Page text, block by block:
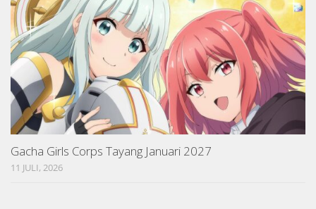
Gacha Girls Corps Tayang Januari 2027
11 JULI, 2026